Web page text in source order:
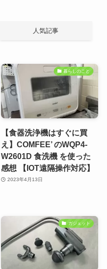
人気記事
暮らしのこと
【食器洗浄機はすぐに買
え】COMFEE’ のWQP4-
W2601D 食洗機 を使った
感想 【IOT遠隔操作対応】
2023年4月13日
ガジェット